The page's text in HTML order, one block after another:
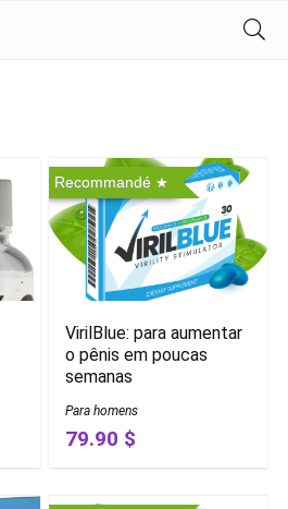
Recommandé
VirilBlue: para aumentar
o pênis em poucas
semanas
Para homens
79.90 $